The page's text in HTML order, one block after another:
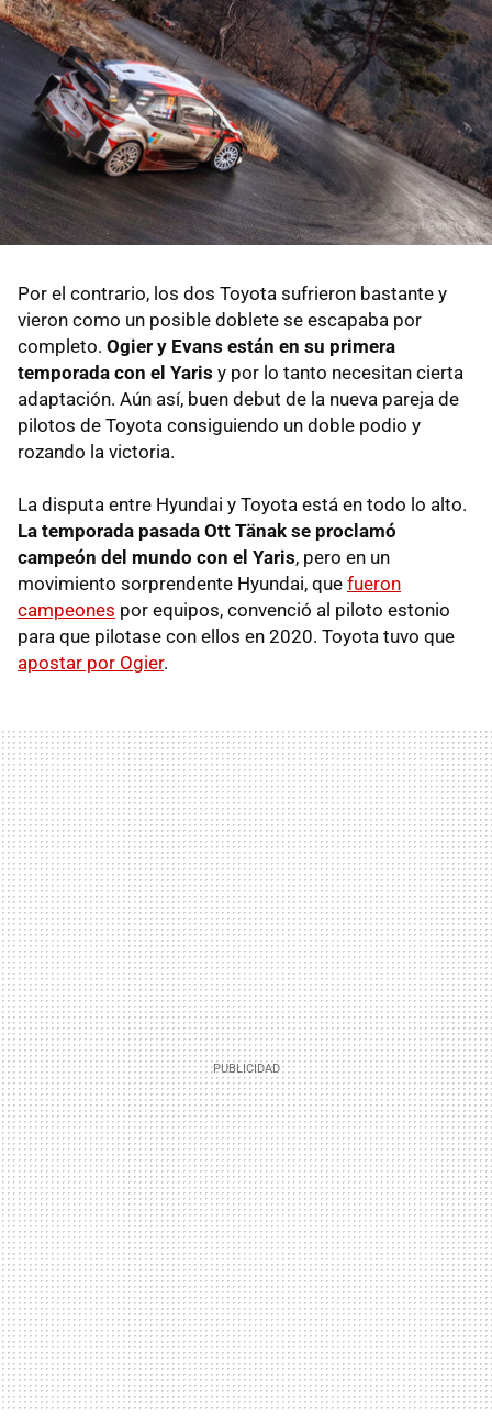
Por el contrario, los dos Toyota sufrieron bastante y
vieron como un posible doblete se escapaba por
completo. Ogier y Evans están en su primera
temporada con el Yaris y por lo tanto necesitan cierta
adaptación. Aún así, buen debut de la nueva pareja de
pilotos de Toyota consiguiendo un doble podio y
rozando la victoria.
La disputa entre Hyundai y Toyota está en todo lo alto.
La temporada pasada Ott Tänak se proclamó
campeón del mundo con el Yaris, pero en un
movimiento sorprendente Hyundai, que fueron
campeones por equipos, convenció al piloto estonio
para que pilotase con ellos en 2020. Toyota tuvo que
apostar por Ogier.